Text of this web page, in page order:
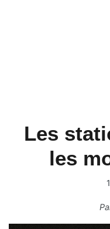
Les
les